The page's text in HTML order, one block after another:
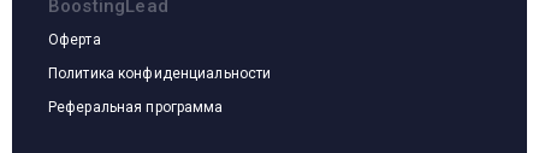
BoostingLead
Оферта
Политика конфиденциальности
Реферальная программа